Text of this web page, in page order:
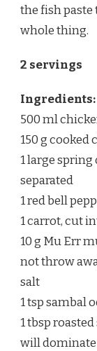
the fish paste
whole thing.
2 servings
Ingredients:
500 ml
150 g cooked
1 large
separated
1 red bell
1 carrot, cut
10 g Mu Err
not throw
salt
1 tsp sambal
1 tbsp
will dominate